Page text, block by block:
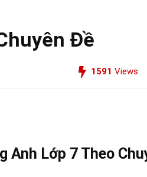
Đề
1591 Views
Anh Lớp 7 Theo